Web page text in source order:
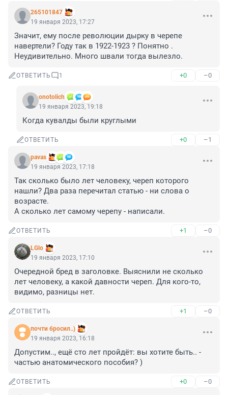
265101847
19 января 2023, 17:27
Значит, ему после революции дырку в черепе
навертели? Году так в 1922-1923 ? Понятно .
Неудивительно. Много швали тогда вылезло.
ОТВЕТИТЬ 1 +0 –0
onotolich
19 января 2023, 19:18
Когда кувалды были круглыми
ОТВЕТИТЬ +0 –1
pavas
19 января 2023, 17:18
Так сколько было лет человеку, череп которого
нашли? Два раза перечитал статью - ни слова о
возрасте.
А сколько лет самому черепу - написали.
ОТВЕТИТЬ +1 –0
LGlo
19 января 2023, 17:10
Очередной бред в заголовке. Выяснили не сколько
лет человеку, а какой давности череп. Для кого-то,
видимо, разницы нет.
ОТВЕТИТЬ +1 –0
почти бросил..)
19 января 2023, 16:18
Допустим.., ещё сто лет пройдёт: вы хотите быть.. -
частью анатомического пособия? )
ОТВЕТИТЬ +0 –0